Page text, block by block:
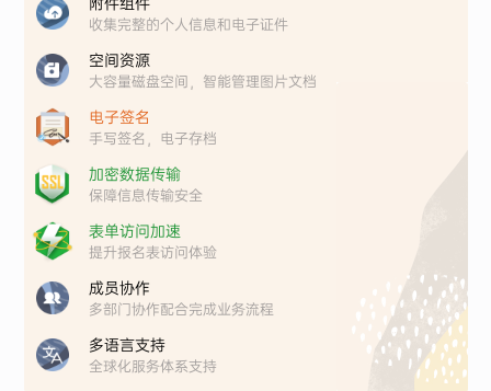
收集完整的个人信息和电子证件
空间资源
大容量磁盘空间，智能管理图片文档
电子签名
手写签名，电子存档
加密数据传输
保障信息传输安全
表单访问加速
提升报名表访问体验
成员协作
多部门协作配合完成业务流程
多语言支持
全球化服务体系支持